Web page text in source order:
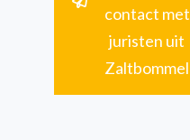
contact met
juristen uit
Zaltbommel